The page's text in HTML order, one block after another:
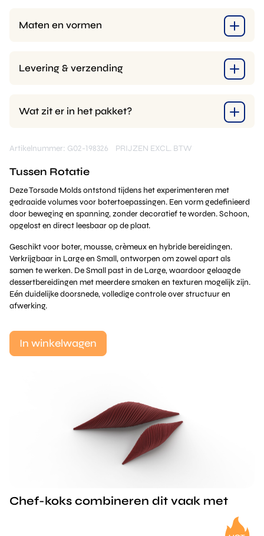
Maten en vormen
Levering & verzending
Wat zit er in het pakket?
Artikelnummer: G02-198326 PRIJZEN EXCL. BTW
Tussen Rotatie
Deze Torsade Molds ontstond tijdens het experimenteren met
gedraaide volumes voor botertoepassingen. Een vorm gedefinieerd
door beweging en spanning, zonder decoratief te worden. Schoon,
opgelost en direct leesbaar op de plaat.
Geschikt voor boter, mousse, crèmeux en hybride bereidingen.
Verkrijgbaar in Large en Small, ontworpen om zowel apart als
samen te werken. De Small past in de Large, waardoor gelaagde
dessertbereidingen met meerdere smaken en texturen mogelijk zijn.
Eén duidelijke doorsnede, volledige controle over structuur en
afwerking.
In winkelwagen
Chef-koks combineren dit vaak met